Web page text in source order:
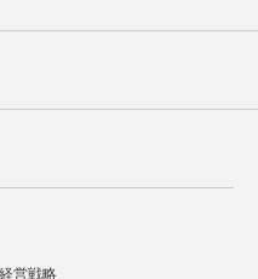
経営戦略